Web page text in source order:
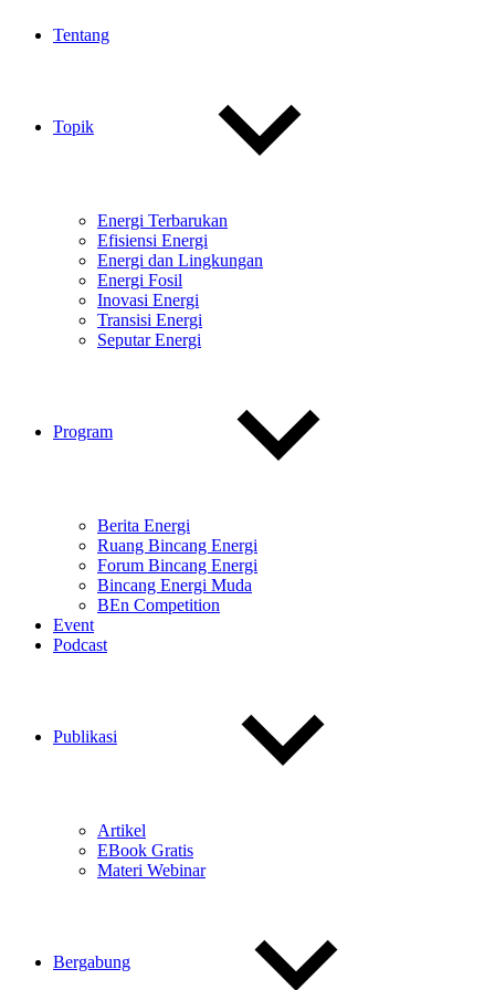
Tentang
Topik
Energi Terbarukan
Efisiensi Energi
Energi dan Lingkungan
Energi Fosil
Inovasi Energi
Transisi Energi
Seputar Energi
Program
Berita Energi
Ruang Bincang Energi
Forum Bincang Energi
Bincang Energi Muda
BEn Competition
Event
Podcast
Publikasi
Artikel
EBook Gratis
Materi Webinar
Bergabung